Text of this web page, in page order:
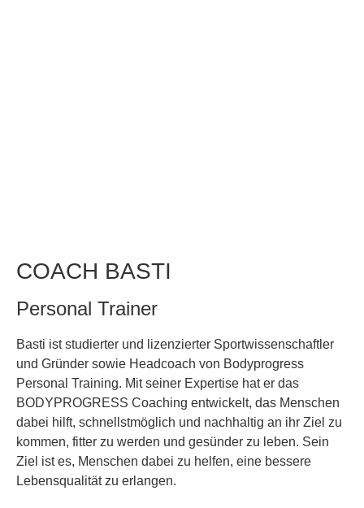
COACH BASTI
Personal Trainer
Basti ist studierter und lizenzierter Sportwissenschaftler
und Gründer sowie Headcoach von Bodyprogress
Personal Training. Mit seiner Expertise hat er das
BODYPROGRESS Coaching entwickelt, das Menschen
dabei hilft, schnellstmöglich und nachhaltig an ihr Ziel zu
kommen, fitter zu werden und gesünder zu leben. Sein
Ziel ist es, Menschen dabei zu helfen, eine bessere
Lebensqualität zu erlangen.